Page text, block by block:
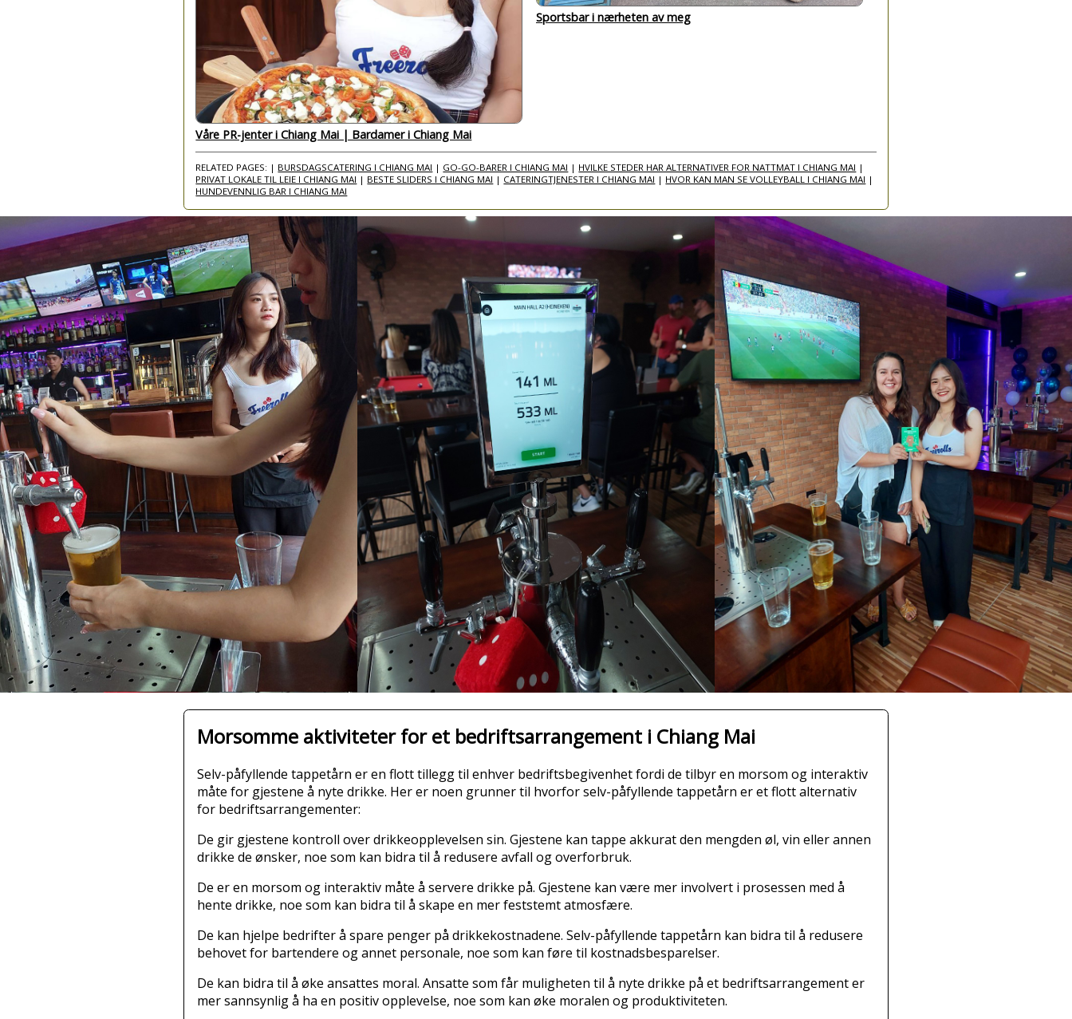
Våre PR-jenter i Chiang Mai | Bardamer i Chiang Mai
Sportsbar i nærheten av meg
RELATED PAGES: | BURSDAGSCATERING I CHIANG MAI | GO-GO-BARER I CHIANG MAI | HVILKE STEDER HAR ALTERNATIVER FOR NATTMAT I CHIANG MAI |
PRIVAT LOKALE TIL LEIE I CHIANG MAI | BESTE SLIDERS I CHIANG MAI | CATERINGTJENESTER I CHIANG MAI | HVOR KAN MAN SE VOLLEYBALL I CHIANG MAI |
HUNDEVENNLIG BAR I CHIANG MAI
Morsomme aktiviteter for et bedriftsarrangement i Chiang Mai
Selv-påfyllende tappetårn er en flott tillegg til enhver bedriftsbegivenhet fordi de tilbyr en morsom og interaktiv
måte for gjestene å nyte drikke. Her er noen grunner til hvorfor selv-påfyllende tappetårn er et flott alternativ
for bedriftsarrangementer:
De gir gjestene kontroll over drikkeopplevelsen sin. Gjestene kan tappe akkurat den mengden øl, vin eller annen
drikke de ønsker, noe som kan bidra til å redusere avfall og overforbruk.
De er en morsom og interaktiv måte å servere drikke på. Gjestene kan være mer involvert i prosessen med å
hente drikke, noe som kan bidra til å skape en mer feststemt atmosfære.
De kan hjelpe bedrifter å spare penger på drikkekostnadene. Selv-påfyllende tappetårn kan bidra til å redusere
behovet for bartendere og annet personale, noe som kan føre til kostnadsbesparelser.
De kan bidra til å øke ansattes moral. Ansatte som får muligheten til å nyte drikke på et bedriftsarrangement er
mer sannsynlig å ha en positiv opplevelse, noe som kan øke moralen og produktiviteten.